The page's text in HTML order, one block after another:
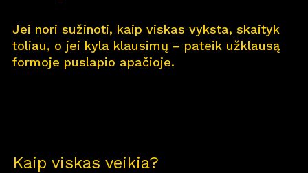
Jei nori sužinoti, kaip viskas vyksta, skaityk
toliau, o jei kyla klausimų – pateik užklausą
formoje puslapio apačioje.
Kaip viskas veikia?